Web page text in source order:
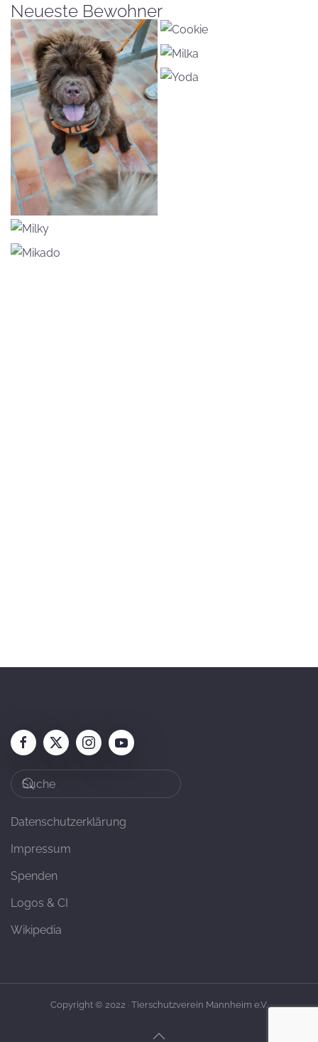
Neueste Bewohner
Datenschutzerklärung
Impressum
Spenden
Logos & CI
Wikipedia
Copyright © 2022 · Tierschutzverein Mannheim e.V.